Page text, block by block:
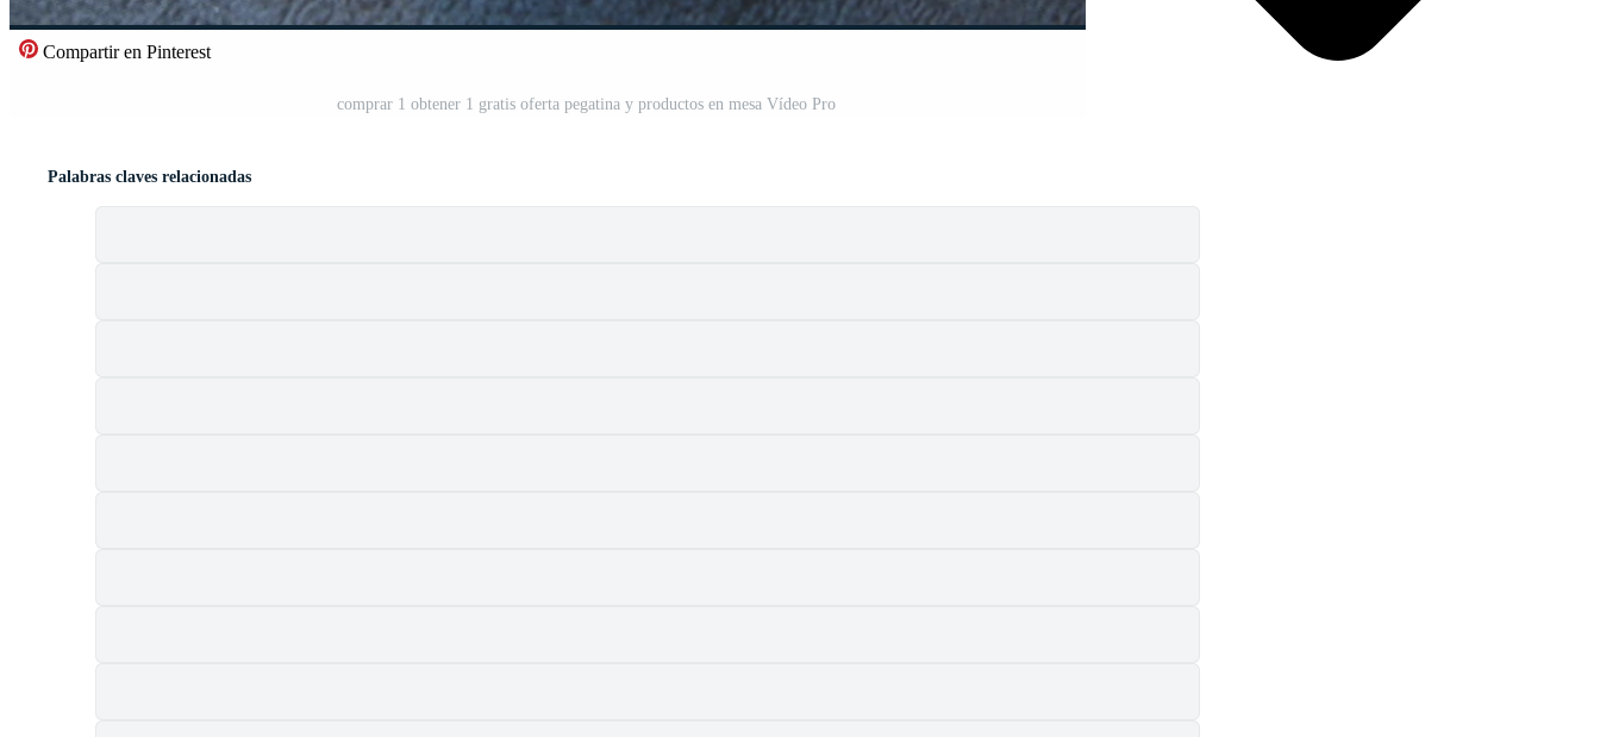
Compartir en Pinterest
comprar 1 obtener 1 gratis oferta pegatina y productos en mesa Vídeo Pro
Palabras claves relacionadas